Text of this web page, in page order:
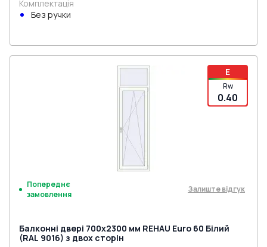
Комплектація
Без ручки
E
Rw
0.40
Попереднє
замовлення
Залиште відгук
Балконні двері 700x2300 мм REHAU Euro 60 Білий
(RAL 9016) з двох сторін